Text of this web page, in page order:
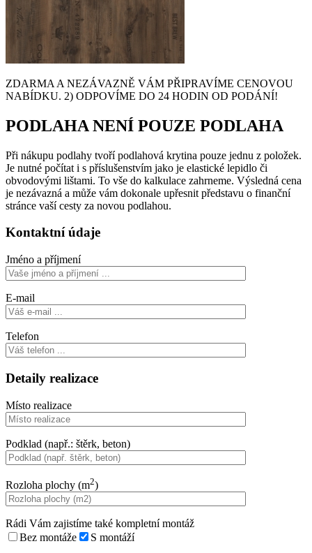
ZDARMA A NEZÁVAZNĚ VÁM PŘIPRAVÍME CENOVOU
NABÍDKU. 2) ODPOVÍME DO 24 HODIN OD PODÁNÍ!
PODLAHA NENÍ POUZE PODLAHA
Při nákupu podlahy tvoří podlahová krytina pouze jednu z položek.
Je nutné počítat i s příslušenstvím jako je elastické lepidlo či
obvodovými lištami. To vše do kalkulace zahrneme. Výsledná cena
je nezávazná a může vám dokonale upřesnit představu o finanční
stránce vaší cesty za novou podlahou.
Kontaktní údaje
Jméno a příjmení
E-mail
Telefon
Detaily realizace
Místo realizace
Podklad (např.: štěrk, beton)
Rozloha plochy (m2)
Rádi Vám zajistíme také kompletní montáž
Bez montáže
S montáží